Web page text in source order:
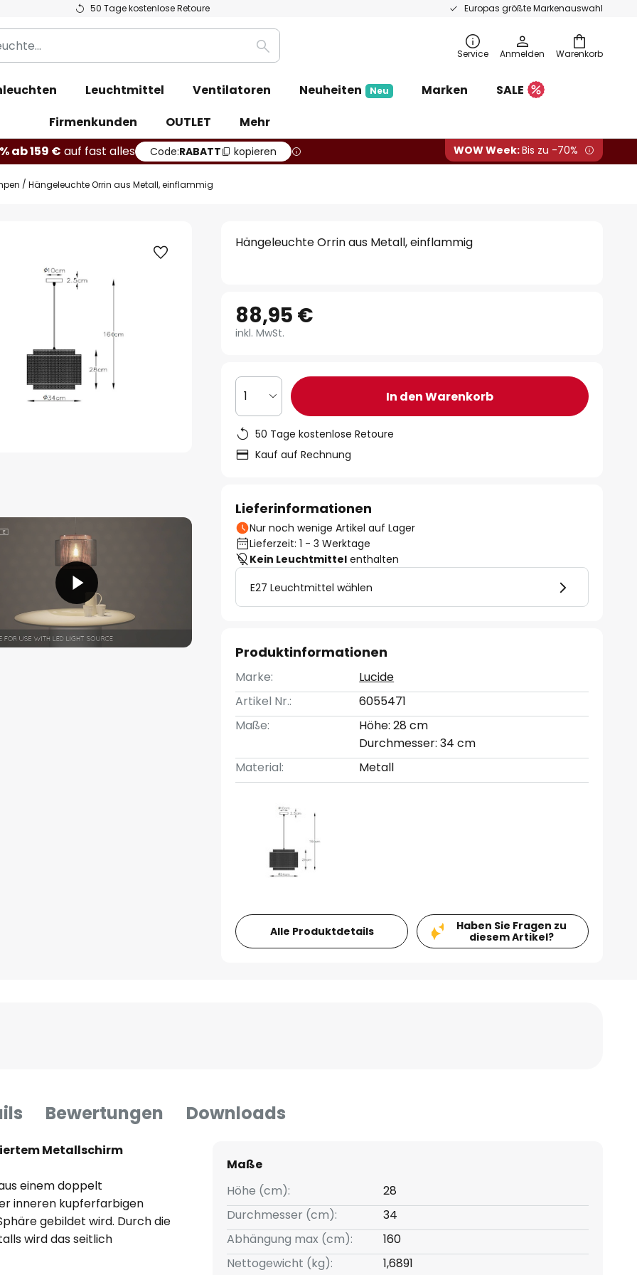
50 Tage kostenlose Retoure Europas größte Markenauswahl
Warenkorb
Suche Service Anmelden
Leuchtmittel Ventilatoren Neuheiten Neu Marken
SALE
Firmenkunden
OUTLET
Mehr
ab 159 € auf fast alles Code:RABATT kopieren WOW Week:Bis zu -70%
Hängeleuchte Orrin aus Metall, einflammig
Hängeleuchte Orrin aus Metall, einflammig
88,95 €
inkl. MwSt.
1 In den Warenkorb
50 Tage kostenlose Retoure
Kauf auf Rechnung
Lieferinformationen
Nur noch wenige Artikel auf Lager
Lieferzeit: 1 - 3 Werktage
Kein Leuchtmittel enthalten
E27 Leuchtmittel wählen
Produktinformationen
Marke:
Lucide
Artikel Nr.:
6055471
Maße:
Höhe: 28 cm
Durchmesser: 34 cm
Material:
Metall
Alle Produktdetails
Haben Sie Fragen zu
diesem Artikel?
Bewertungen Downloads
Metallschirm
einem doppelt
inneren kupferfarbigen
gebildet wird. Durch die
wird das seitlich
und es entstehen
Maße
Höhe (cm):
28
Durchmesser (cm):
34
Abhängung max (cm):
160
Nettogewicht (kg):
1,6891